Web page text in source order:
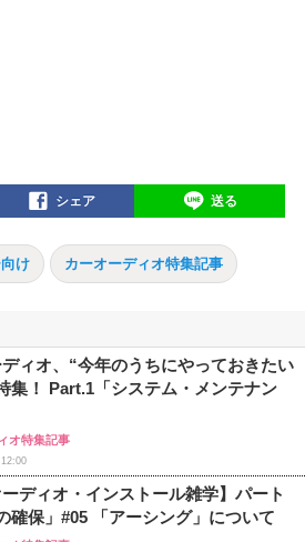
シェア 送る
け カーオーディオ特集記事
ィオ、“今年のうちにやっておきたい
集！ Part.1「システム・メンテナン
オ特集記事
ーディオ・インストール雑学】パート
確保」#05 「アーシング」について